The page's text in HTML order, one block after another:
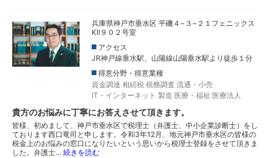
兵庫県神戸市垂水区 平磯４−３−２１フェニックス
KⅡ９０２号室
アクセス
JR神戸線垂水駅、山陽線山陽垂水駅より徒歩１分
得意分野・得意業種
資金調達 相続税 税務調査 流通・小売
IT・インターネット 製造 医療・福祉 医療法人
貴方のお悩みに丁寧にお答えさせて頂きます。
皆様、初めまして、神戸市垂水区で税理士（弁護士、中小企業診断士）をし
ております西口竜司と申します。令和3年12月、地元神戸市垂水区の皆様の
税金上のお悩みの窓口になりたいという思いから税理士登録をさせて頂きま
した。弁護士… 続きを読む